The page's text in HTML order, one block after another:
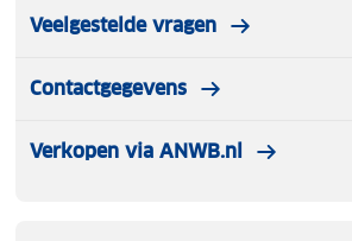
Veelgestelde vragen
Contactgegevens
Verkopen via ANWB.nl